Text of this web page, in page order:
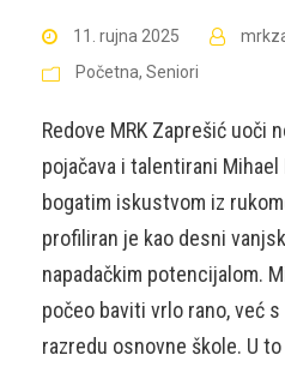
11. rujna 2025
Početna, Seniori
Redove MRK Zaprešić uoči
pojačava i talentirani Mihael
bogatim iskustvom iz
profiliran je kao desni
napadačkim potencijalom.
počeo baviti vrlo rano, već
razredu osnovne škole. U